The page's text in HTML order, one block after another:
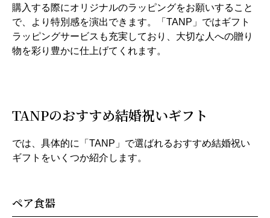
購入する際にオリジナルのラッピングをお願いすること
で、より特別感を演出できます。「TANP」ではギフト
ラッピングサービスも充実しており、大切な人への贈り
物を彩り豊かに仕上げてくれます。
TANPのおすすめ結婚祝いギフト
では、具体的に「TANP」で選ばれるおすすめ結婚祝い
ギフトをいくつか紹介します。
ペア食器